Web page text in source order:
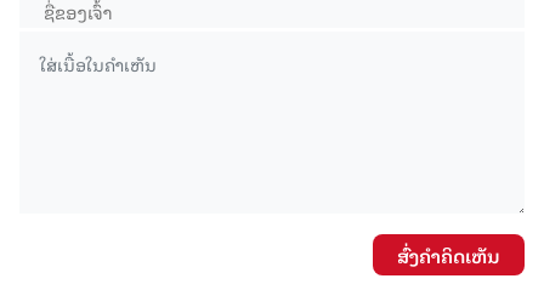
ສົ່ງຄໍາຄິດເຫັນ